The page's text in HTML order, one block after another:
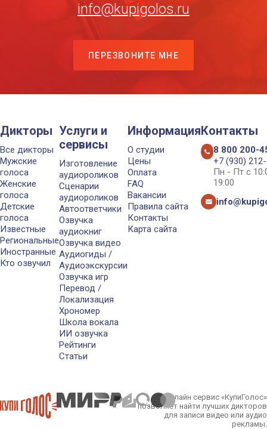
info@kupigolos.ru
ПЕРЕЗВОНИТЕ МНЕ
Дикторы
Все дикторы
Мужские
голоса
Женские
голоса
Детские
голоса
Известные
Региональные
Иностранные
Кто озвучил
Услуги и
сервисы
Изготовление
аудиороликов
Сценарии
аудиороликов
Автоответчики
Озвучка
аудиокниг
Озвучка видео
Аудиогиды /
Аудиоэкскурсии
Озвучка игр
Перевод /
Локализация
Хрономер
Школа вокала
ИИ озвучка
Рейтинги
Статьи
Информация
О студии
Цены
Оплата
FAQ
Вакансии
Правила сайта
Контакты
Карта сайта
Контакты
8 800 200-
+7 (930)
Пн - Пт с
19:00
Онлайн сервис «КупиГолос»
позволяет найти лучших дикторов
для записи видео или аудио
рекламы.